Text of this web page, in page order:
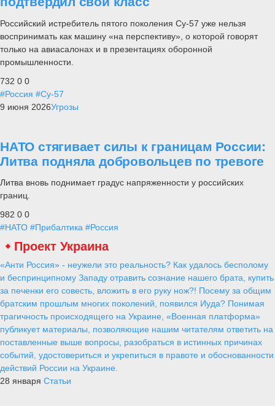
Российский истребитель пятого поколения Су-57 уже нельзя
воспринимать как машину «на перспективу», о которой говорят
только на авиасалонах и в презентациях оборонной
промышленности.
732 0 0
#Россия #Су-57
9 июня 2026Угрозы
НАТО стягивает силы к границам России:
Литва подняла добровольцев по тревоге
Литва вновь поднимает градус напряженности у российских
границ.
982 0 0
#НАТО #Прибалтика #Россия
Проект Украина
«Анти Россия» - неужели это реальность? Как удалось бесполому
и беспринципному Западу отравить сознание нашего брата, купить
за печенки его совесть, вложить в его руку нож?! Посему за общим
братским прошлым многих поколений, появился Иуда? Понимая
трагичность происходящего на Украине, «Военная платформа»
публикует материалы, позволяющие нашим читателям ответить на
поставленные выше вопросы, разобраться в истинных причинах
событий, удостовериться и укрепиться в правоте и обоснованности
действий России на Украине.
28 января Статьи